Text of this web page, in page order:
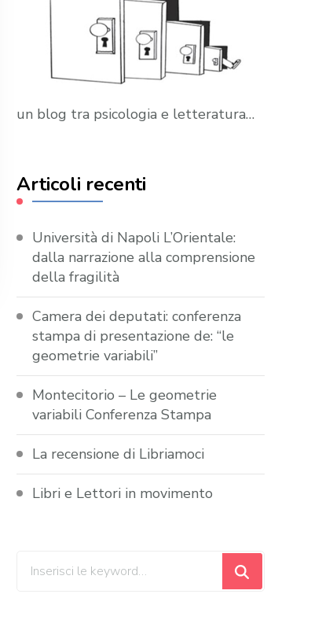
un blog tra psicologia e letteratura…
Articoli recenti
Università di Napoli L’Orientale:
dalla narrazione alla comprensione
della fragilità
Camera dei deputati: conferenza
stampa di presentazione de: “le
geometrie variabili”
Montecitorio – Le geometrie
variabili Conferenza Stampa
La recensione di Libriamoci
Libri e Lettori in movimento
Cerchi